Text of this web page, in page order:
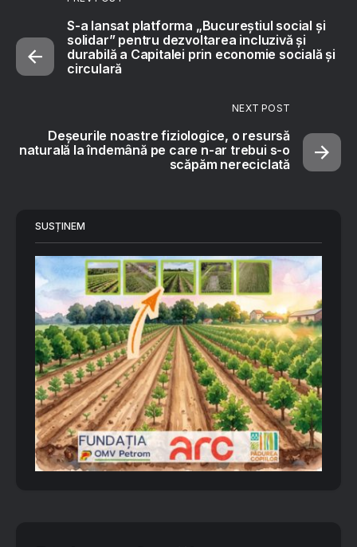
S-a lansat platforma „Bucureștiul social și
solidar” pentru dezvoltarea incluzivă și
durabilă a Capitalei prin economie socială și
circulară
NEXT POST
Deșeurile noastre fiziologice, o resursă
naturală la îndemână pe care n-ar trebui s-o
scăpăm nereciclată
SUSȚINEM